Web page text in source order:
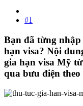
#1
Bạn đã từng
hạn visa? Nội
gia hạn visa Mỹ
qua bưu điện